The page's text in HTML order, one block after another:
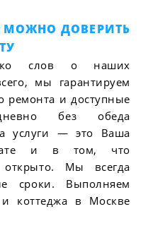
ДОВЕРИТЬ
слов о наших
мы гарантируем
ремонта и доступные
без обеда
услуги — это Ваша
и в том, что
Мы всегда
сроки. Выполняем
коттеджа в Москве